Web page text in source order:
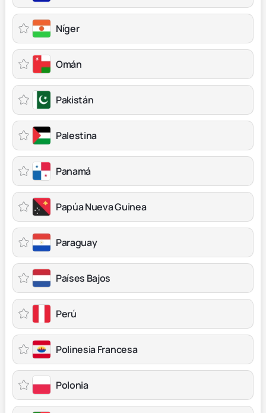
Níger
Omán
Pakistán
Palestina
Panamá
Papúa Nueva Guinea
Paraguay
Países Bajos
Perú
Polinesia Francesa
Polonia